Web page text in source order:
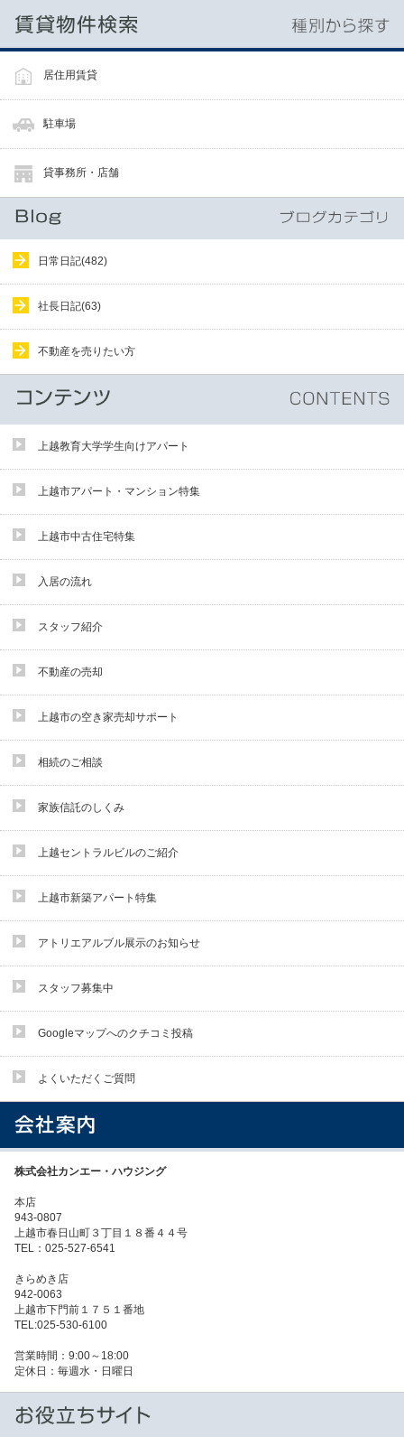
居住用賃貸
駐車場
貸事務所・店舗
日常日記(482)
社長日記(63)
不動産を売りたい方
上越教育大学学生向けアパート
上越市アパート・マンション特集
上越市中古住宅特集
入居の流れ
スタッフ紹介
不動産の売却
上越市の空き家売却サポート
相続のご相談
家族信託のしくみ
上越セントラルビルのご紹介
上越市新築アパート特集
アトリエアルブル展示のお知らせ
スタッフ募集中
Googleマップへのクチコミ投稿
よくいただくご質問
株式会社カンエー・ハウジング
本店
943-0807
上越市春日山町３丁目１８番４４号
TEL：025-527-6541
きらめき店
942-0063
上越市下門前１７５１番地
TEL:025-530-6100
営業時間：9:00～18:00
定休日：毎週水・日曜日